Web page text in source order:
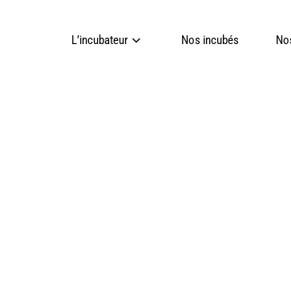
L’incubateur Nos incubés